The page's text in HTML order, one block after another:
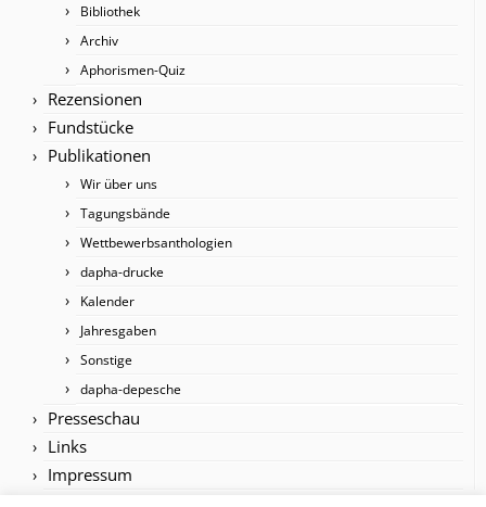
Bibliothek
Archiv
Aphorismen-Quiz
Rezensionen
Fundstücke
Publikationen
Wir über uns
Tagungsbände
Wettbewerbsanthologien
dapha-drucke
Kalender
Jahresgaben
Sonstige
dapha-depesche
Presseschau
Links
Impressum